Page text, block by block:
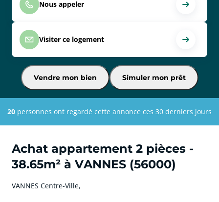
Achat appartement 2 pièces -
38.65m² à VANNES (56000)
VANNES Centre-Ville,
Nous appeler
Visiter ce logement
Simuler mon prêt
Vendre mon bien
20 personnes ont regardé cette annonce ces 30 derniers jours